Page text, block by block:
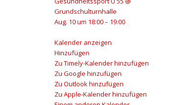
Grundschulturnhalle
Aug. 10 um 18:00 – 19:00
Kalender anzeigen
Hinzufügen
Zu Timely-Kalender hinzufügen
Zu Google hinzufügen
Zu Outlook hinzufügen
Zu Apple-Kalender hinzufügen